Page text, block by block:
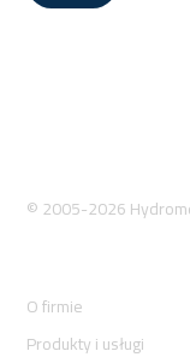
© 2005-2026
O firmie
Produkty i usługi